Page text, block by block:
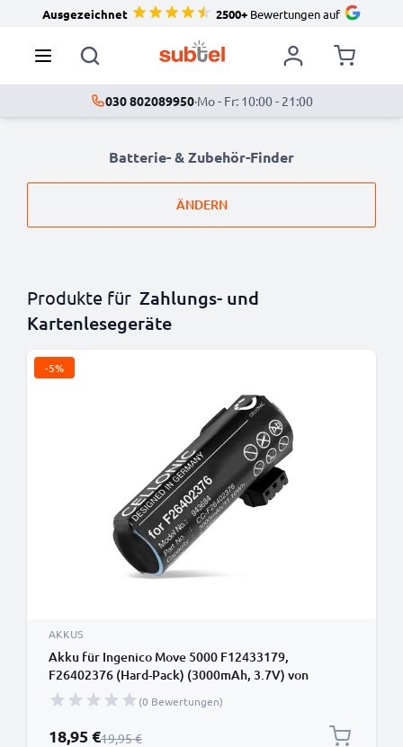
Ausgezeichnet 2500+Bewertungen auf
030 802089950·Mo - Fr: 10:00 - 21:00
Batterie- & Zubehör-Finder
ÄNDERN
Produkte für Zahlungs- und
Kartenlesegeräte
-5%
AKKUS
Akku für Ingenico Move 5000 F12433179,
F26402376 (Hard-Pack) (3000mAh, 3.7V) von
CELLONIC
(0 Bewertungen)
Sonderpreis
18,95 €Regulärer Preis
19,95 €